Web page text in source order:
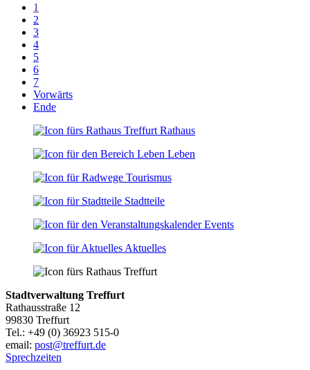
1
2
3
4
5
6
7
Vorwärts
Ende
Rathaus
Leben
Tourismus
Stadtteile
Events
Aktuelles
Stadtverwaltung Treffurt
Rathausstraße 12
99830 Treffurt
Tel.: +49 (0) 36923 515-0
email: post@treffurt.de
Sprechzeiten